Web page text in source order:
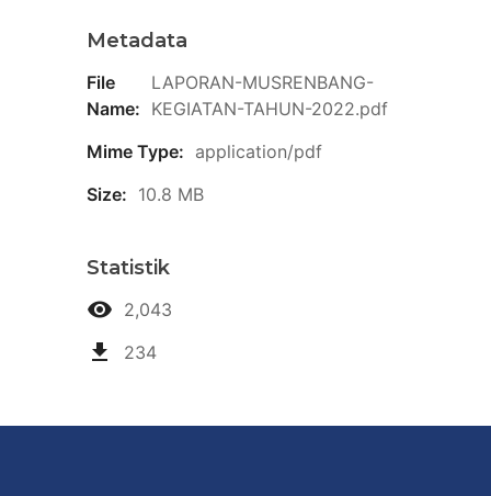
Metadata
File
Name:
LAPORAN-MUSRENBANG-
KEGIATAN-TAHUN-2022.pdf
Mime Type: application/pdf
Size: 10.8 MB
Statistik
2,043
234